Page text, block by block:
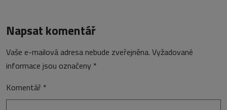
Napsat komentář
Vaše e-mailová adresa nebude zveřejněna. Vyžadované
informace jsou označeny *
Komentář *